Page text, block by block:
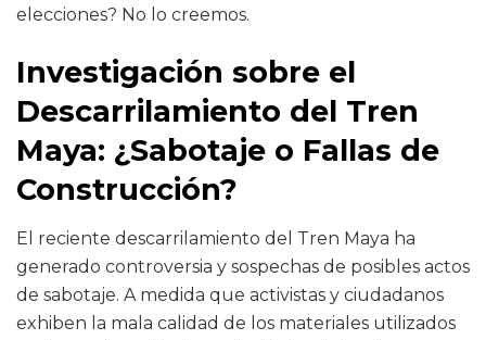
elecciones? No lo creemos.
Investigación sobre el
Descarrilamiento del Tren
Maya: ¿Sabotaje o Fallas de
Construcción?
El reciente descarrilamiento del Tren Maya ha
generado controversia y sospechas de posibles actos
de sabotaje. A medida que activistas y ciudadanos
exhiben la mala calidad de los materiales utilizados